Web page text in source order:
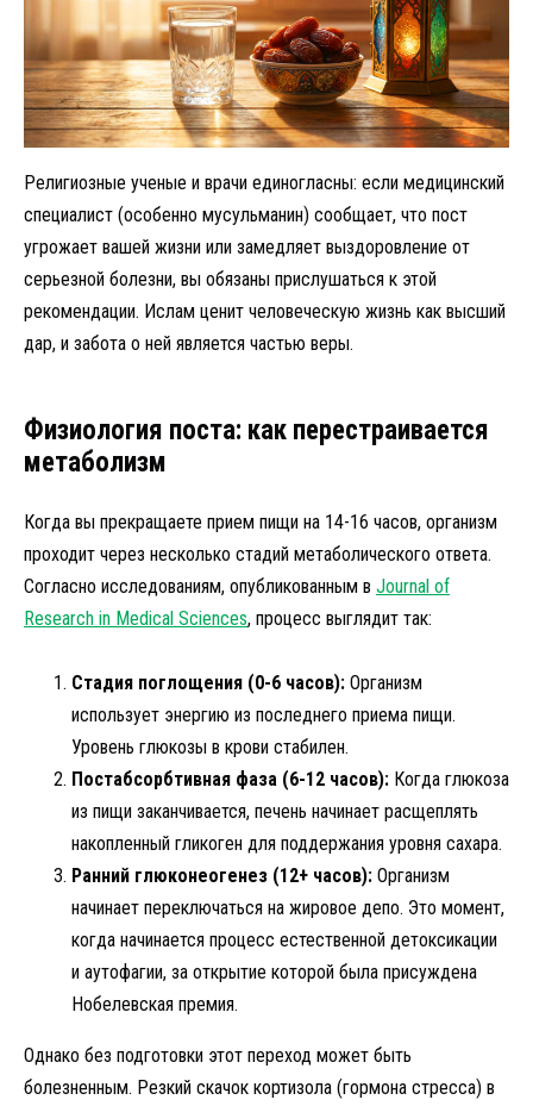
Религиозные ученые и врачи единогласны: если медицинский
специалист (особенно мусульманин) сообщает, что пост
угрожает вашей жизни или замедляет выздоровление от
серьезной болезни, вы обязаны прислушаться к этой
рекомендации. Ислам ценит человеческую жизнь как высший
дар, и забота о ней является частью веры.
Физиология поста: как перестраивается
метаболизм
Когда вы прекращаете прием пищи на 14-16 часов, организм
проходит через несколько стадий метаболического ответа.
Согласно исследованиям, опубликованным в Journal of
Research in Medical Sciences, процесс выглядит так:
Стадия поглощения (0-6 часов): Организм
использует энергию из последнего приема пищи.
Уровень глюкозы в крови стабилен.
Постабсорбтивная фаза (6-12 часов): Когда глюкоза
из пищи заканчивается, печень начинает расщеплять
накопленный гликоген для поддержания уровня сахара.
Ранний глюконеогенез (12+ часов): Организм
начинает переключаться на жировое депо. Это момент,
когда начинается процесс естественной детоксикации
и аутофагии, за открытие которой была присуждена
Нобелевская премия.
Однако без подготовки этот переход может быть
болезненным. Резкий скачок кортизола (гормона стресса) в